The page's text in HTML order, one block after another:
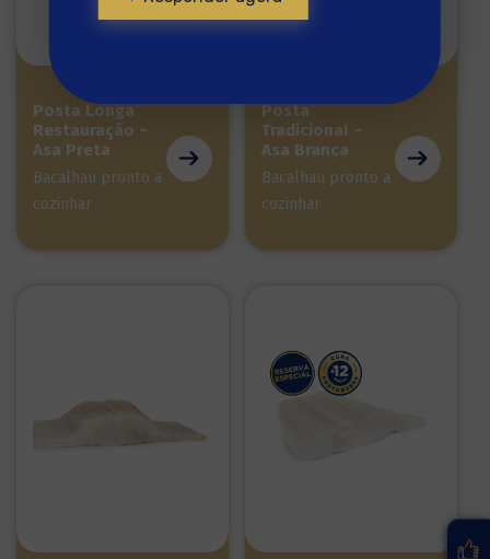
Posta Longa
Restauração –
Asa Preta
Bacalhau pronto a
cozinhar
Posta
Tradicional –
Asa Branca
Bacalhau pronto a
cozinhar